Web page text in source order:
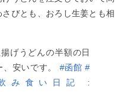
びとも、おろし生姜とも相
げうどんの半額の日
安いです。 #函館 #
み食い日記
: